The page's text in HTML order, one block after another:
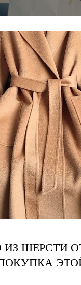
ШЕРСТИ ОТ